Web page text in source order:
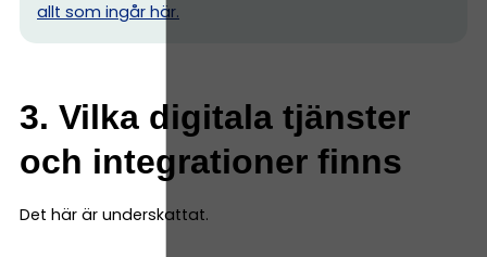
allt som ingår här.
3. Vilka digitala tjänster
och integrationer finns
Det här är underskattat.